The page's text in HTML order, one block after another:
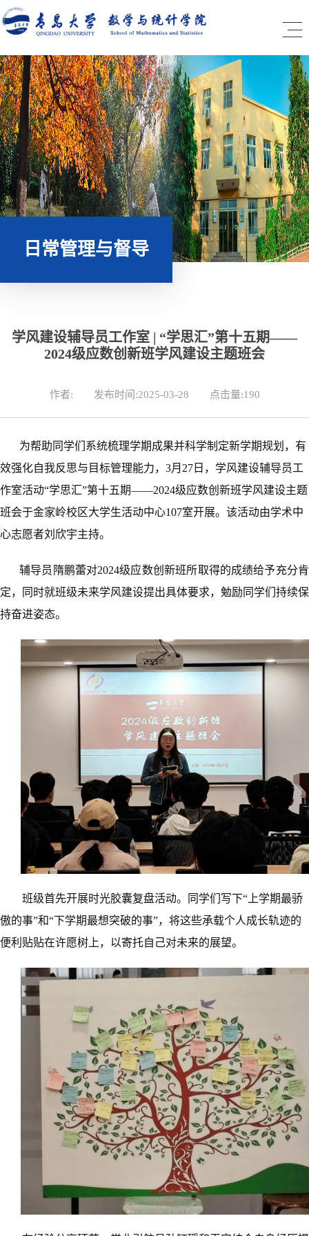
日常管理与督导
学风建设辅导员工作室 | “学思汇”第十五期——
2024级应数创新班学风建设主题班会
作者: 发布时间:2025-03-28 点击量:190
为帮助 同学们 系统梳理学期成果并科学制定新学期规划，有
效强化自我反思与目标管理能力， 3月27日 ， 学风建设辅导员工
作室活动“学思汇”第十五期——2024级应数创新班学风建设主题
班会于金家岭校区大学生活动中心107室开展。 该活动由学术中
心志愿者刘欣宇主持。
辅导员隋鹏蕾对2024级应数创新班所取得的成绩给予充分肯
定，同时就班级未来学风建设提出具体要求，勉励同学们持续保
持奋进姿态。
班级首先开展时光胶囊复盘活动。同学们写下“上学期最骄
傲的事”和“下学期最想突破的事”，将这些承载个人成长轨迹的
便利贴贴在许愿树上，以寄托自己对未来的展望。